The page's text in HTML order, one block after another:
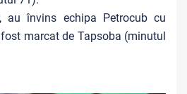
au învins echipa Petrocub cu
marcat de Tapsoba (minutul